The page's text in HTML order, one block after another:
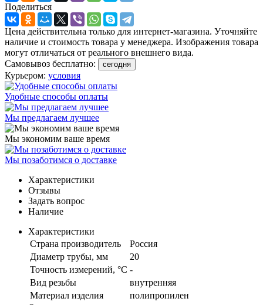
Поделиться
Цена действительна только для интернет-магазина. Уточняйте
наличие и стоимость товара у менеджера. Изображения товара
могут отличаться от реального внешнего вида.
Самовывоз бесплатно:
сегодня
Курьером: условия
Удобные способы оплаты
Мы предлагаем лучшее
Мы экономим ваше время
Мы позаботимся о доставке
Характеристики
Отзывы
Задать вопрос
Наличие
Характеристики
Страна производитель
Россия
Диаметр трубы, мм
20
Точность измерений, °C -
Вид резьбы
внутренняя
Материал изделия
полипропилен